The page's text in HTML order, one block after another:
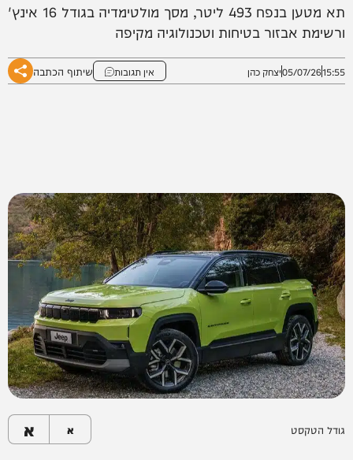
תא מטען בנפח 493 ליטר, מסך מולטימדיה בגודל 16 אינץ'
ורשימת אבזור בטיחות וטכנולוגיה מקיפה
15:55
05/07/26יצחק כהן אין תגובות שיתוף הכתבה
גודל הטקסט א א